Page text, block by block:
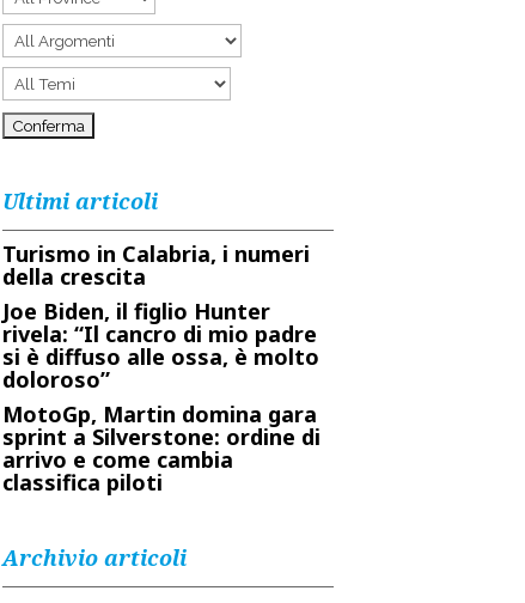
Ultimi articoli
Turismo in Calabria, i numeri
della crescita
Joe Biden, il figlio Hunter
rivela: “Il cancro di mio padre
si è diffuso alle ossa, è molto
doloroso”
MotoGp, Martin domina gara
sprint a Silverstone: ordine di
arrivo e come cambia
classifica piloti
Archivio articoli